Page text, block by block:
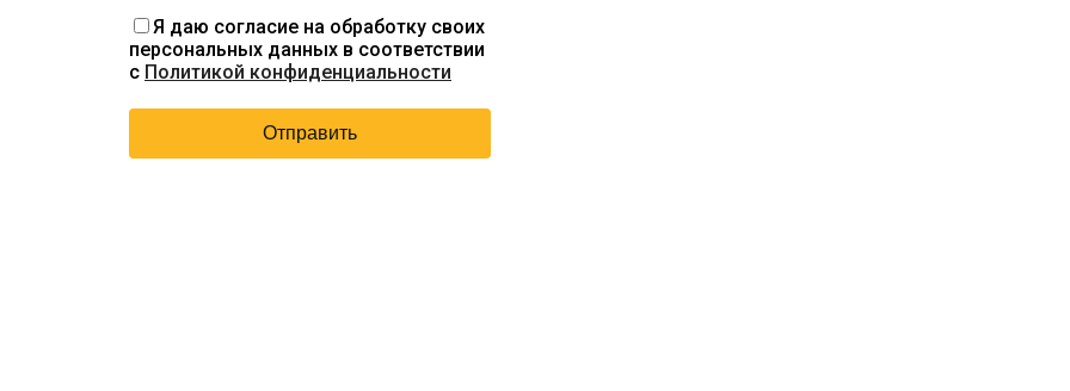
Я даю согласие на обработку своих
персональных данных в соответствии
с Политикой конфиденциальности